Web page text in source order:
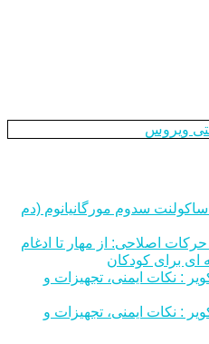
ویروس
سدوم مورگانیانوم (دم
اصلاحی: از مهار تا ادغام
برای کودکان
: نکات ایمنی، تجهیزات و
: نکات ایمنی، تجهیزات و